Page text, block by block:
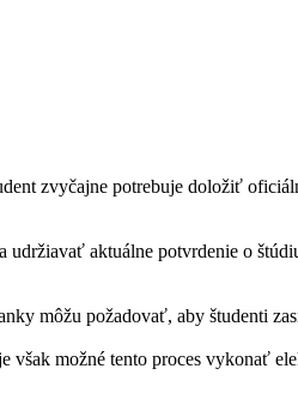
zvyčajne potrebuje doložiť
aktuálne potvrdenie o
môžu požadovať, aby študenti
možné tento proces vykonať